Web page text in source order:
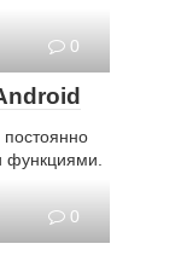
0
функциями.
0